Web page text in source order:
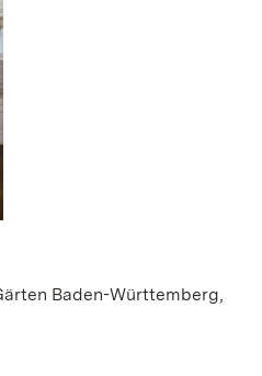
Baden-Württemberg,